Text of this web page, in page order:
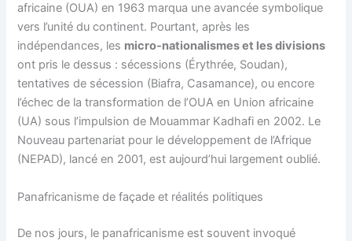
africaine (OUA) en 1963 marqua une avancée symbolique
vers l’unité du continent. Pourtant, après les
indépendances, les micro-nationalismes et les divisions
ont pris le dessus : sécessions (Érythrée, Soudan),
tentatives de sécession (Biafra, Casamance), ou encore
l’échec de la transformation de l’OUA en Union africaine
(UA) sous l’impulsion de Mouammar Kadhafi en 2002. Le
Nouveau partenariat pour le développement de l’Afrique
(NEPAD), lancé en 2001, est aujourd’hui largement oublié.
Panafricanisme de façade et réalités politiques
De nos jours, le panafricanisme est souvent invoqué